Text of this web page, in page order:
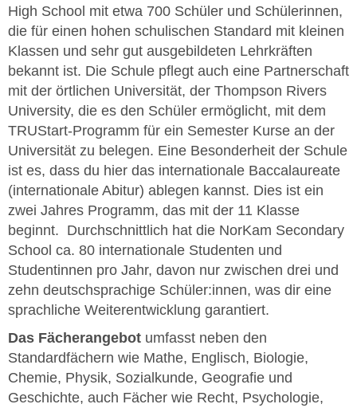
High School mit etwa 700 Schüler und Schülerinnen,
die für einen hohen schulischen Standard mit kleinen
Klassen und sehr gut ausgebildeten Lehrkräften
bekannt ist. Die Schule pflegt auch eine Partnerschaft
mit der örtlichen Universität, der Thompson Rivers
University, die es den Schüler ermöglicht, mit dem
TRUStart-Programm für ein Semester Kurse an der
Universität zu belegen. Eine Besonderheit der Schule
ist es, dass du hier das internationale Baccalaureate
(internationale Abitur) ablegen kannst. Dies ist ein
zwei Jahres Programm, das mit der 11 Klasse
beginnt. Durchschnittlich hat die NorKam Secondary
School ca. 80 internationale Studenten und
Studentinnen pro Jahr, davon nur zwischen drei und
zehn deutschsprachige Schüler:innen, was dir eine
sprachliche Weiterentwicklung garantiert.
Das Fächerangebot umfasst neben den
Standardfächern wie Mathe, Englisch, Biologie,
Chemie, Physik, Sozialkunde, Geografie und
Geschichte, auch Fächer wie Recht, Psychologie,